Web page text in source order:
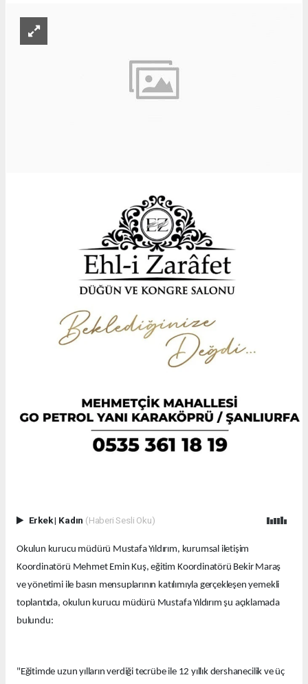
Erkek| Kadın (Haberi Sesli Oku)
Okulun kurucu müdürü Mustafa Yıldırım, kurumsal iletişim
Koordinatörü Mehmet Emin Kuş, eğitim Koordinatörü Bekir Maraş
ve yönetimi ile basın mensuplarının katılımıyla gerçekleşen yemekli
toplantıda, okulun kurucu müdürü Mustafa Yıldırım şu açıklamada
bulundu:
"Eğitimde uzun yılların verdiği tecrübe ile 12 yıllık dershanecilik ve üç